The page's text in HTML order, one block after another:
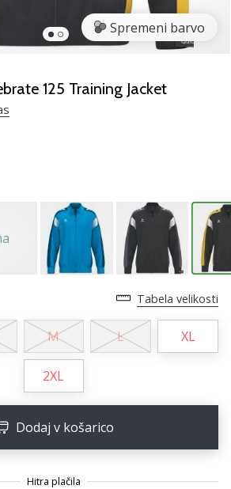
Spremeni barvo
125 Training Jacket
Tabela velikosti
M L XL
2XL
Dodaj v košarico